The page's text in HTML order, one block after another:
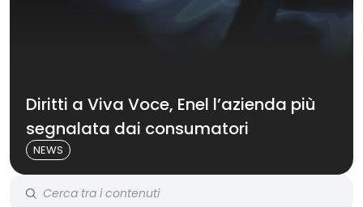
Diritti a Viva Voce, Enel l’azienda più
segnalata dai consumatori
NEWS